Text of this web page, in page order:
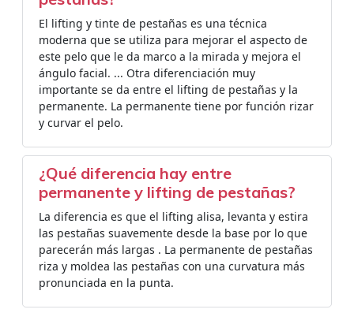
El lifting y tinte de pestañas es una técnica
moderna que se utiliza para mejorar el aspecto de
este pelo que le da marco a la mirada y mejora el
ángulo facial. ... Otra diferenciación muy
importante se da entre el lifting de pestañas y la
permanente. La permanente tiene por función rizar
y curvar el pelo.
¿Qué diferencia hay entre
permanente y lifting de pestañas?
La diferencia es que el lifting alisa, levanta y estira
las pestañas suavemente desde la base por lo que
parecerán más largas . La permanente de pestañas
riza y moldea las pestañas con una curvatura más
pronunciada en la punta.